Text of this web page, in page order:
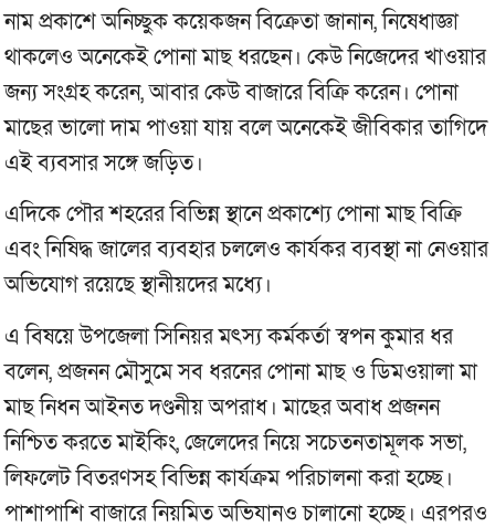
নাম প্রকাশে অনিচ্ছুক কয়েকজন বিক্রেতা জানান, নিষেধাজ্ঞা
থাকলেও অনেকেই পোনা মাছ ধরছেন। কেউ নিজেদের খাওয়ার
জন্য সংগ্রহ করেন, আবার কেউ বাজারে বিক্রি করেন। পোনা
মাছের ভালো দাম পাওয়া যায় বলে অনেকেই জীবিকার তাগিদে
এই ব্যবসার সঙ্গে জড়িত।
এদিকে পৌর শহরের বিভিন্ন স্থানে প্রকাশ্যে পোনা মাছ বিক্রি
এবং নিষিদ্ধ জালের ব্যবহার চললেও কার্যকর ব্যবস্থা না নেওয়ার
অভিযোগ রয়েছে স্থানীয়দের মধ্যে।
এ বিষয়ে উপজেলা সিনিয়র মৎস্য কর্মকর্তা স্বপন কুমার ধর
বলেন, প্রজনন মৌসুমে সব ধরনের পোনা মাছ ও ডিমওয়ালা মা
মাছ নিধন আইনত দণ্ডনীয় অপরাধ। মাছের অবাধ প্রজনন
নিশ্চিত করতে মাইকিং, জেলেদের নিয়ে সচেতনতামূলক সভা,
লিফলেট বিতরণসহ বিভিন্ন কার্যক্রম পরিচালনা করা হচ্ছে।
পাশাপাশি বাজারে নিয়মিত অভিযানও চালানো হচ্ছে। এরপরও